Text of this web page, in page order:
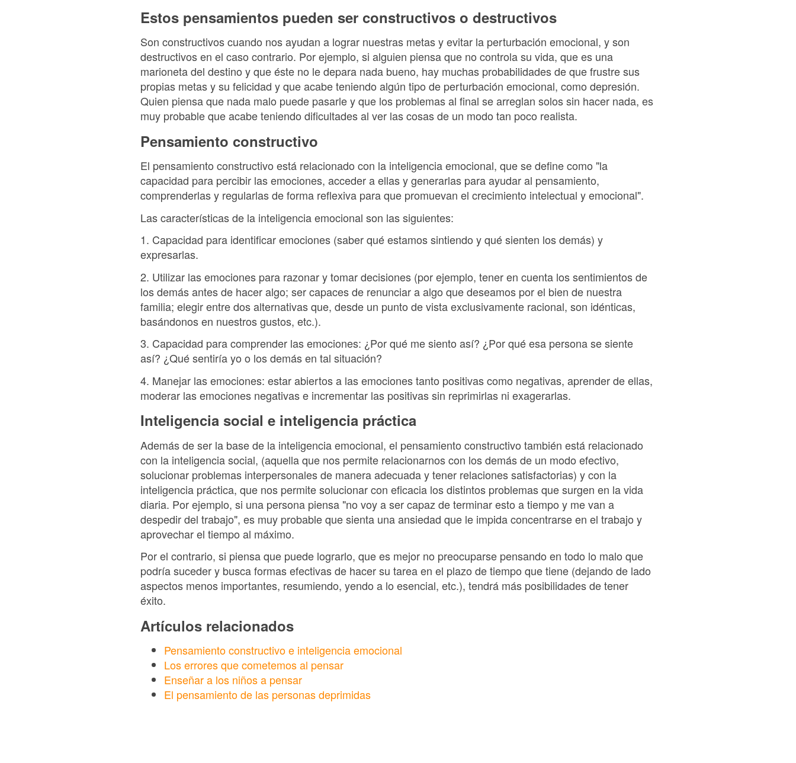
Estos pensamientos pueden ser constructivos o destructivos
Son constructivos cuando nos ayudan a lograr nuestras metas y evitar la perturbación emocional, y son
destructivos en el caso contrario. Por ejemplo, si alguien piensa que no controla su vida, que es una
marioneta del destino y que éste no le depara nada bueno, hay muchas probabilidades de que frustre sus
propias metas y su felicidad y que acabe teniendo algún tipo de perturbación emocional, como depresión.
Quien piensa que nada malo puede pasarle y que los problemas al final se arreglan solos sin hacer nada, es
muy probable que acabe teniendo dificultades al ver las cosas de un modo tan poco realista.
Pensamiento constructivo
El pensamiento constructivo está relacionado con la inteligencia emocional, que se define como "la
capacidad para percibir las emociones, acceder a ellas y generarlas para ayudar al pensamiento,
comprenderlas y regularlas de forma reflexiva para que promuevan el crecimiento intelectual y emocional".
Las características de la inteligencia emocional son las siguientes:
1. Capacidad para identificar emociones (saber qué estamos sintiendo y qué sienten los demás) y
expresarlas.
2. Utilizar las emociones para razonar y tomar decisiones (por ejemplo, tener en cuenta los sentimientos de
los demás antes de hacer algo; ser capaces de renunciar a algo que deseamos por el bien de nuestra
familia; elegir entre dos alternativas que, desde un punto de vista exclusivamente racional, son idénticas,
basándonos en nuestros gustos, etc.).
3. Capacidad para comprender las emociones: ¿Por qué me siento así? ¿Por qué esa persona se siente
así? ¿Qué sentiría yo o los demás en tal situación?
4. Manejar las emociones: estar abiertos a las emociones tanto positivas como negativas, aprender de ellas,
moderar las emociones negativas e incrementar las positivas sin reprimirlas ni exagerarlas.
Inteligencia social e inteligencia práctica
Además de ser la base de la inteligencia emocional, el pensamiento constructivo también está relacionado
con la inteligencia social, (aquella que nos permite relacionarnos con los demás de un modo efectivo,
solucionar problemas interpersonales de manera adecuada y tener relaciones satisfactorias) y con la
inteligencia práctica, que nos permite solucionar con eficacia los distintos problemas que surgen en la vida
diaria. Por ejemplo, si una persona piensa "no voy a ser capaz de terminar esto a tiempo y me van a
despedir del trabajo", es muy probable que sienta una ansiedad que le impida concentrarse en el trabajo y
aprovechar el tiempo al máximo.
Por el contrario, si piensa que puede lograrlo, que es mejor no preocuparse pensando en todo lo malo que
podría suceder y busca formas efectivas de hacer su tarea en el plazo de tiempo que tiene (dejando de lado
aspectos menos importantes, resumiendo, yendo a lo esencial, etc.), tendrá más posibilidades de tener
éxito.
Artículos relacionados
Pensamiento constructivo e inteligencia emocional
Los errores que cometemos al pensar
Enseñar a los niños a pensar
El pensamiento de las personas deprimidas